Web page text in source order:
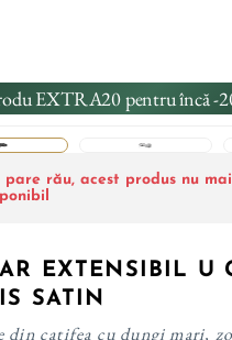
EXTRA20 pentru încă -
pare rău, acest produs nu
EXTENSIBIL U
SATIN
din catifea cu dungi mari,